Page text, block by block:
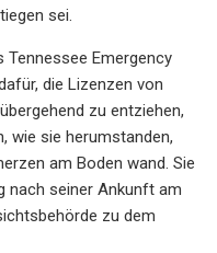
sei.
Emergency
die Lizenzen von
zu entziehen,
wie sie herumstanden,
am Boden wand. Sie
nach seiner Ankunft am
zu dem